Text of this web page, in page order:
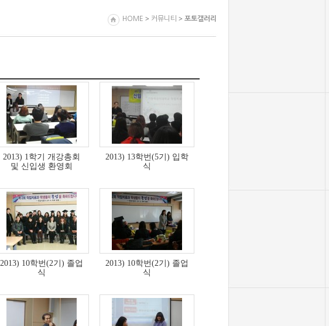
HOME > 커뮤니티 > 포토갤러리
2013) 1학기 개강총회
및 신입생 환영회
2013) 13학번(5기) 입학
식
2013) 10학번(2기) 졸업
식
2013) 10학번(2기) 졸업
식